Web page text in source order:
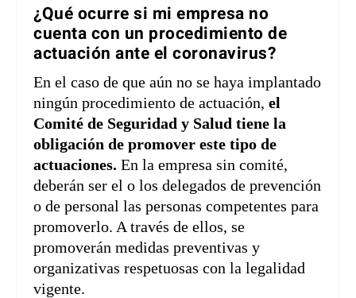
¿Qué ocurre si mi empresa no
cuenta con un procedimiento de
actuación ante el coronavirus?
En el caso de que aún no se haya implantado
ningún procedimiento de actuación,el
Comité de Seguridad y Salud tiene la
obligación de promover este tipo de
actuaciones. En la empresa sin comité,
deberán ser el o los delegados de prevención
o de personal las personas competentes para
promoverlo. A través de ellos, se
promoverán medidas preventivas y
organizativas respetuosas con la legalidad
vigente.